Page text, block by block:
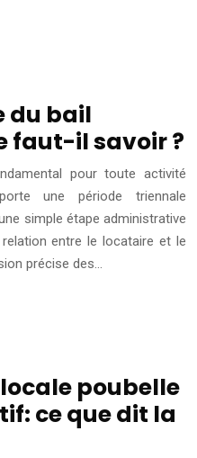
du bail
faut-il savoir ?
pour toute activité
une période triennale
simple étape administrative
entre le locataire et le
précise des…
poubelle
ce que dit la